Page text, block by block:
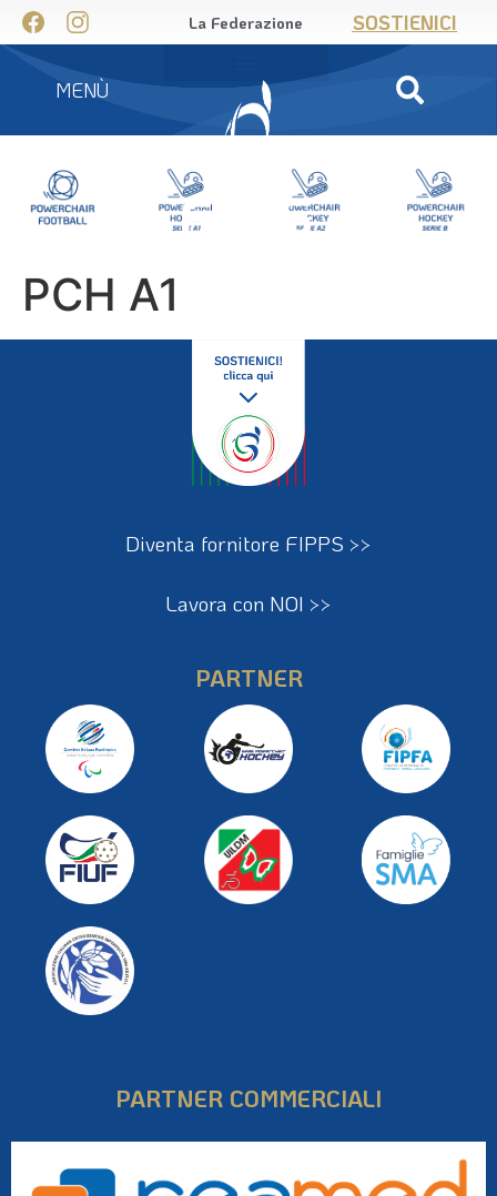
La Federazione SOSTIENICI
MENÙ
PCH A1
Diventa fornitore FIPPS >>
Lavora con NOI >>
PARTNER
PARTNER COMMERCIALI